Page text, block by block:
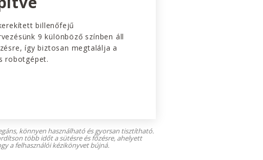
billenőfejű
9 különböző színben áll
így biztosan megtalálja a
robotgépet.
könnyen használható és gyorsan tisztítható.
több időt a sütésre és főzésre, ahelyett
a felhasználói kézikönyvet bújná.